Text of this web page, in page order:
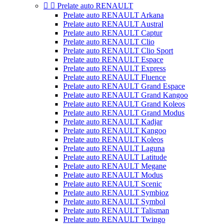
  Prelate auto RENAULT
Prelate auto RENAULT Arkana
Prelate auto RENAULT Austral
Prelate auto RENAULT Captur
Prelate auto RENAULT Clio
Prelate auto RENAULT Clio Sport
Prelate auto RENAULT Espace
Prelate auto RENAULT Express
Prelate auto RENAULT Fluence
Prelate auto RENAULT Grand Espace
Prelate auto RENAULT Grand Kangoo
Prelate auto RENAULT Grand Koleos
Prelate auto RENAULT Grand Modus
Prelate auto RENAULT Kadjar
Prelate auto RENAULT Kangoo
Prelate auto RENAULT Koleos
Prelate auto RENAULT Laguna
Prelate auto RENAULT Latitude
Prelate auto RENAULT Megane
Prelate auto RENAULT Modus
Prelate auto RENAULT Scenic
Prelate auto RENAULT Symbioz
Prelate auto RENAULT Symbol
Prelate auto RENAULT Talisman
Prelate auto RENAULT Twingo